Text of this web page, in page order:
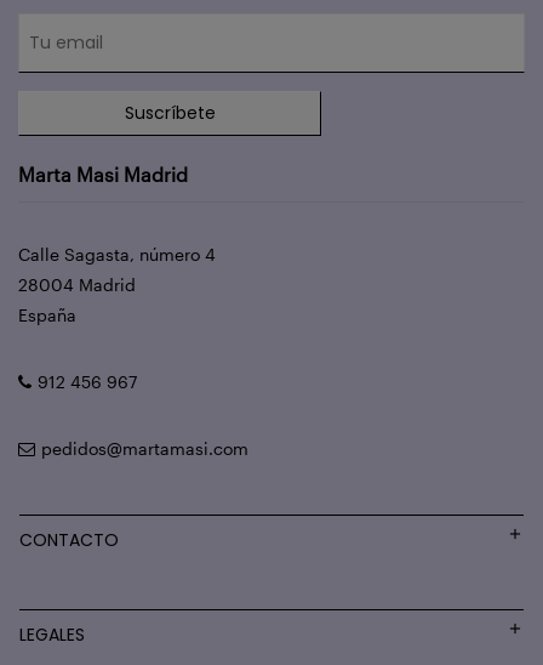
Suscríbete
Marta Masi Madrid
Calle Sagasta, número 4
28004 Madrid
España
912 456 967
pedidos@martamasi.com
CONTACTO
LEGALES